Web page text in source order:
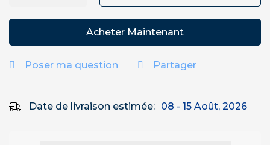
Acheter Maintenant
Poser ma question Partager
Date de livraison estimée: 08 - 15 Août, 2026